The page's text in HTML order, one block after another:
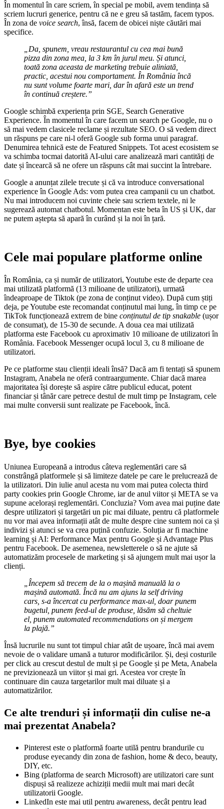
În momentul în care scriem, în special pe mobil, avem tendința să
scriem lucruri generice, pentru că ne e greu să tastăm, facem typos.
În zona de voice search, însă, facem de obicei niște căutări mai
specifice.
„Da, spunem, vreau restaurantul cu cea mai bună
pizza din zona mea, la 3 km în jurul meu. Și atunci,
toată zona aceasta de marketing trebuie aliniată,
practic, acestui nou comportament. În România încă
nu sunt volume foarte mari, dar în afară este un trend
în continuă creștere.”
Google schimbă experiența prin SGE, Search Generative
Experience. În momentul în care facem un search pe Google, nu o
să mai vedem clasicele reclame și rezultate SEO. O să vedem direct
un răspuns pe care ni-l oferă Google sub forma unui paragraf.
Denumirea tehnică este de Featured Snippets. Tot acest ecosistem se
va schimba tocmai datorită AI-ului care analizează mari cantități de
date și încearcă să ne ofere un răspuns cât mai succint la întrebare.
Google a anunțat zilele trecute și că va introduce conversational
experience în Google Ads: vom putea crea campanii cu un chatbot.
Nu mai introducem noi cuvinte cheie sau scriem textele, ni le
sugerează automat chatbotul. Momentan este beta în US și UK, dar
ne putem aștepta să apară în curând și la noi în țară.
Cele mai populare platforme online
În România, ca și număr de utilizatori, Youtube este de departe cea
mai utilizată platformă (13 milioane de utilizatori), urmată
îndeaproape de Tiktok (pe zona de conținut video). După cum știți
deja, pe Youtube este recomandat conținutul mai lung, în timp ce pe
TikTok funcționează extrem de bine conținutul de tip snakable (ușor
de consumat), de 15-30 de secunde. A doua cea mai utilizată
platforma este Facebook cu aproximativ 10 milioane de utilizatori în
România. Facebook Messenger ocupă locul 3, cu 8 milioane de
utilizatori.
Pe ce platforme stau clienții ideali însă? Dacă am fi tentați să spunem
Instagram, Anabela ne oferă contraargumente. Chiar dacă marea
majoritatea își dorește să aspire către publicul educat, potent
financiar și tânăr care petrece destul de mult timp pe Instagram, cele
mai multe conversii sunt realizate pe Facebook, încă.
Bye, bye cookies
Uniunea Europeană a introdus câteva reglementări care să
constrângă platformele și să limiteze datele pe care le prelucrează de
la utilizatori. Din iulie anul acesta nu vom mai putea colecta third
party cookies prin Google Chrome, iar de anul viitor și META se va
supune acelorași reglementări. Concluzia? Vom avea mai puține date
despre utilizatori și targetări un pic mai diluate, pentru că platformele
nu vor mai avea informații atât de multe despre cine suntem noi ca și
indivizi și atunci se va crea puțină confuzie. Soluția ar fi machine
learning și AI: Performance Max pentru Google și Advantage Plus
pentru Facebook. De asemenea, newsletterele o să ne ajute să
automatizăm procesele de marketing și să ajungem mult mai ușor la
clienți.
Începem să trecem de la o mașină manuală la o
mașină automată. Încă nu am ajuns la self driving
cars, s-a încercat cu performance max-ul, doar punem
bugetul, punem feed-ul de produse, lăsăm să cheltuie
el, punem automated recommendations on și mergem
la plajă.”
Însă lucrurile nu sunt tot timpul chiar atât de ușoare, încă mai avem
nevoie de o validare umană a tuturor modificărilor. Și, deși costurile
per click au crescut destul de mult și pe Google și pe Meta, Anabela
ne previzionează un viitor și mai gri. Acestea vor crește în
continuare din cauza targetarilor mult mai diluate și a
automatizărilor.
Ce alte trenduri și informații din culise ne-a
mai prezentat Anabela?
Pinterest este o platformă foarte utilă pentru brandurile cu
produse eyecandy din zona de fashion, home & deco, beauty,
DIY, etc.
Bing (platforma de search Microsoft) are utilizatori care sunt
dispuși să realizeze achiziții medii mult mai mari decât
utilizatorii Google.
LinkedIn este mai util pentru awareness, decât pentru lead